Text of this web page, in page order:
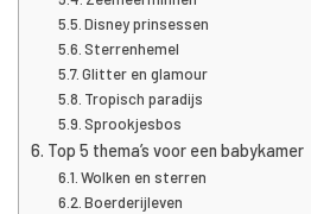
Disney prinsessen
Sterrenhemel
Glitter en glamour
Tropisch paradijs
Sprookjesbos
Top 5 thema’s voor een babykamer
Wolken en sterren
Boerderijleven